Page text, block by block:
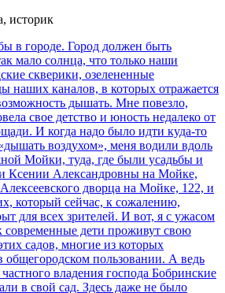
историк
в городе. Город должен быть
мало солнца, что только наши
скверики, озелененные
наших каналов, в которых отражается
дышать. Мне повезло,
свое детство и юность недалеко от
И когда надо было идти куда-то
воздухом», меня водили вдоль
Мойки, туда, где были усадьбы и
Ксении Александровны на Мойке,
дворца на Мойке, 122, и
который сейчас, к сожалению,
для всех зрителей. И вот, я с ужасом
современные дети проживут свою
садов, многие из которых
общегородском пользовании. А ведь
владения господа Бобринские
в свой сад. Здесь даже не было